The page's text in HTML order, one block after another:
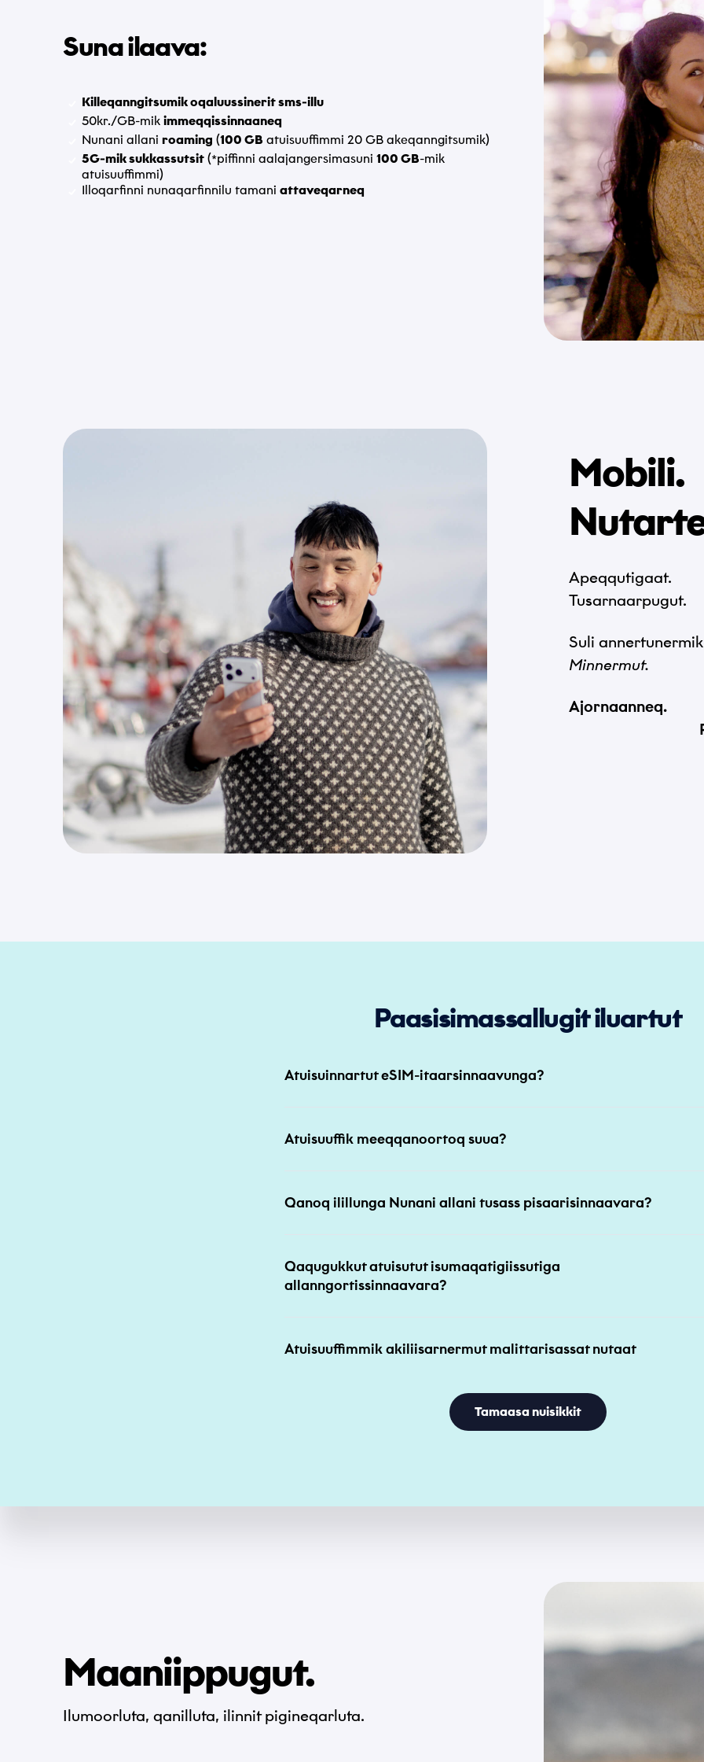
Suna ilaava:
Killeqanngitsumik oqaluussinerit sms-illu
50kr./GB-mik immeqqissinnaaneq
Nunani allani roaming (100 GB atuisuuffimmi 20 GB akeqanngitsumik)
5G-mik sukkassutsit (*piffinni aalajangersimasuni 100 GB-mik
atuisuuffimmi)
Illoqarfinni nunaqarfinnilu tamani attaveqarneq
Mobili.
Apeqqutigaat.
Tusarnaarpugut.
Suli
Minnermut.
Ajornaanneq.
Paasisimassallugit iluartut
Atuisuinnartut eSIM-itaarsinnaavunga?
Atuisuuffik meeqqanoortoq suua?
Qanoq ilillunga Nunani allani tusass pisaarisinnaavara?
Qaqugukkut atuisutut isumaqatigiissutiga
allanngortissinnaavara?
Atuisuuffimmik akiliisarnermut malittarisassat nutaat
Tamaasa nuisikkit
Maaniippugut.
Ilumoorluta, qanilluta, ilinnit pigineqarluta.
Akuerivara paasissutissat tunniusakka inunnut paasissutissat pillugitTusassimi
Nassiuguk